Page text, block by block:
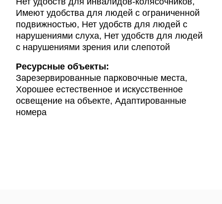
Имеют удобства для людей с ограниченной
подвижностью, Нет удобств для людей с
нарушениями слуха, Нет удобств для людей
с нарушениями зрения или слепотой
Ресурсные объекты:
Зарезервированные парковочные места,
Хорошее естественное и искусственное
освещение на объекте, Адаптированные
номера